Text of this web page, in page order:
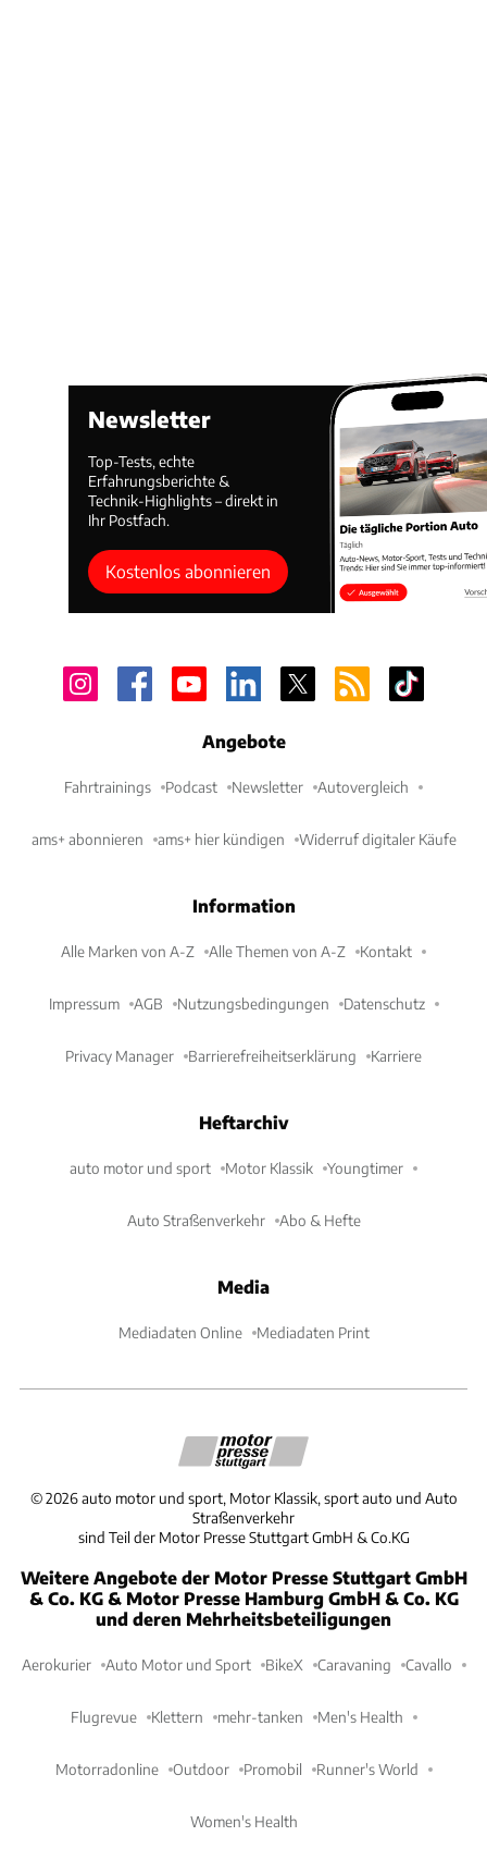
Newsletter
Top-Tests, echte
Erfahrungsberichte &
Technik-Highlights – direkt in
Ihr Postfach.
Kostenlos abonnieren
Angebote
Fahrtrainings Podcast Newsletter Autovergleich
ams+ abonnieren ams+ hier kündigen Widerruf digitaler Käufe
Information
Alle Marken von A-Z Alle Themen von A-Z Kontakt
Impressum AGB Nutzungsbedingungen Datenschutz
Privacy Manager Barrierefreiheitserklärung Karriere
Heftarchiv
auto motor und sport Motor Klassik Youngtimer
Auto Straßenverkehr Abo & Hefte
Media
Mediadaten Online Mediadaten Print
©2026 auto motor und sport, Motor Klassik, sport auto und Auto
Straßenverkehr
sind Teil der Motor Presse Stuttgart GmbH & Co.KG
Weitere Angebote der Motor Presse Stuttgart GmbH
& Co. KG & Motor Presse Hamburg GmbH & Co. KG
und deren Mehrheitsbeteiligungen
Aerokurier Auto Motor und Sport BikeX Caravaning Cavallo
Flugrevue Klettern mehr-tanken Men's Health
Motorradonline Outdoor Promobil Runner's World
Women's Health